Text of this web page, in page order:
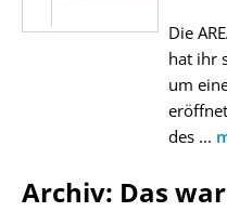
Die
hat ihr
um
des ...
Archiv: Das